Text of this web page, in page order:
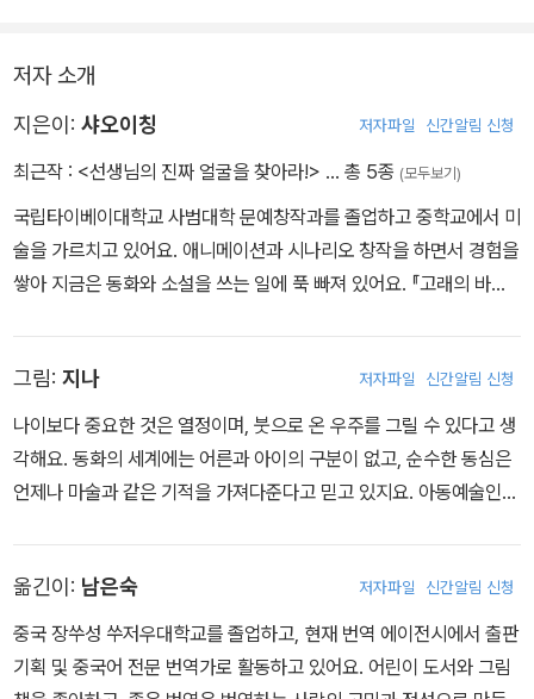
지 모두 다르게 기억하고 있다. 웃는 얼굴, 찡그린 얼굴, 화를 내는 얼
굴. 어떤 게 진짜 선생님의 얼굴일까? 밖으로 나간 동물 친구들은 좋
저자 소개
지은이: 샤오이칭 저자파일 신간알림 신청
최근작 : <선생님의 진짜 얼굴을 찾아라!> … 총 5종 (모두보기)
국립타이베이대학교 사범대학 문예창작과를 졸업하고 중학교에서 미
술을 가르치고 있어요. 애니메이션과 시나리오 창작을 하면서 경험을
쌓아 지금은 동화와 소설을 쓰는 일에 푹 빠져 있어요. 『고래의 바다
문 특상을 받았어요.
그림: 지나 저자파일 신간알림 신청
나이보다 중요한 것은 열정이며, 붓으로 온 우주를 그릴 수 있다고 생
각해요. 동화의 세계에는 어른과 아이의 구분이 없고, 순수한 동심은
언제나 마술과 같은 기적을 가져다준다고 믿고 있지요. 아동예술인문
옮긴이: 남은숙 저자파일 신간알림 신청
중국 장쑤성 쑤저우대학교를 졸업하고, 현재 번역 에이전시에서 출판
기획 및 중국어 전문 번역가로 활동하고 있어요. 어린이 도서와 그림